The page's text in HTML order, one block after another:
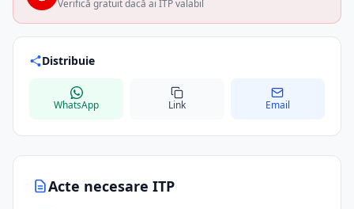
Acte necesare ITP
Verifică gratuit dacă ai ITP valabil
Distribuie
WhatsApp Link Email